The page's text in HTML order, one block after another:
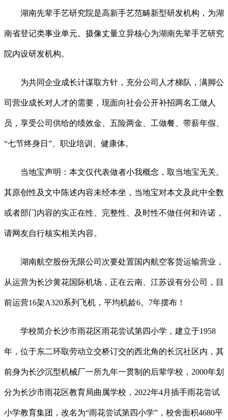
湖南先辈手艺研究院是高新手艺范畴新型研发机构，为湖
南省登记类事业单元。摄像丈量立异核心为湖南先辈手艺研究
院内设研发机构。
为共同企业成长计谋取方针，充分公司人才梯队，满脚公
司营业成长对人才的需要，现面向社会公开补招两名工做人
员，享受公司供给的绩效金、五险两金、工做餐、带薪年假、
“七节终身日”、职业培训、健康体。
当地宝声明：本文仅代表做者小我概念，取当地宝无关。
其原创性及文中陈述内容未经本坐，当地宝对本文及此中全数
或者部门内容的实正在性、完整性、及时性不做任何和许诺，
请网友自行核实相关内容。
湖南航空股份无限公司次要处置国内航空客货运输营业，
从运营为长沙黄花国际机场，正在云南、江苏设有分公司，目
前运营16架A320系列飞机，平均机龄6。7年摆布！
学校简介长沙市雨花区雨花尝试第四小学，建立于1958
年，位于东二环取劳动立交桥订交的西北角的长沉社区内，其
前身为长沙沉型机械厂一所九年一贯制的后辈学校，2000年划
分为长沙市雨花区教育局曲属学校，2022年4月插手雨花尝试
小学教育集团，改名为“雨花尝试第四小学”，校舍面积4680平